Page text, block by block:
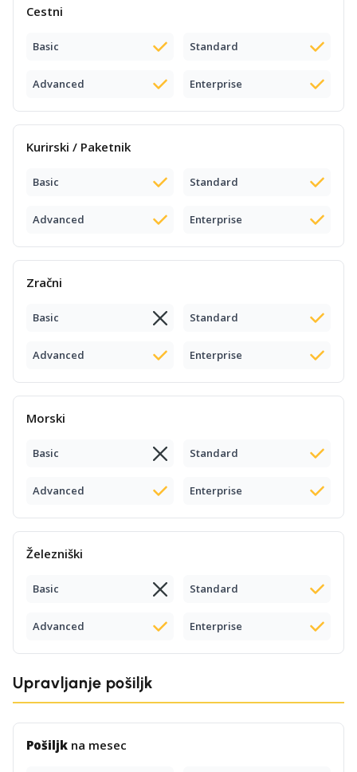
Cestni
Basic Standard
Advanced Enterprise
Kurirski / Paketnik
Basic Standard
Advanced Enterprise
Zračni
Basic Standard
Advanced Enterprise
Morski
Basic Standard
Advanced Enterprise
Železniški
Basic Standard
Advanced Enterprise
Upravljanje pošiljk
Pošiljk na mesec